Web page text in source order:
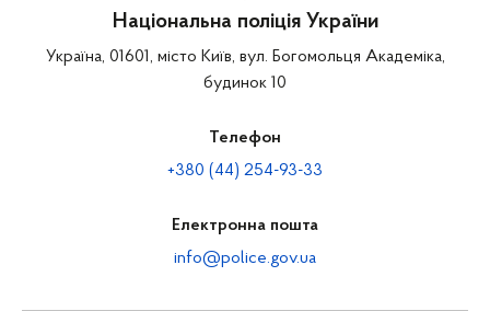
Національна поліція України
Україна, 01601, місто Київ, вул. Богомольця Академіка,
будинок 10
Телефон
+380 (44) 254-93-33
Електронна пошта
info@police.gov.ua